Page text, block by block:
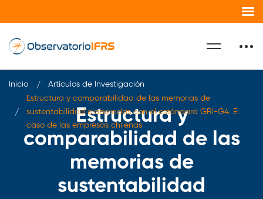
Estructura y
comparabilidad de las
memorias de
sustentabilidad
Inicio
Artículos de Investigación
Estructura y comparabilidad de las memorias de
sustentabilidad elaboradas con el estándard GRI-G4. El
caso de las empresas chilenas